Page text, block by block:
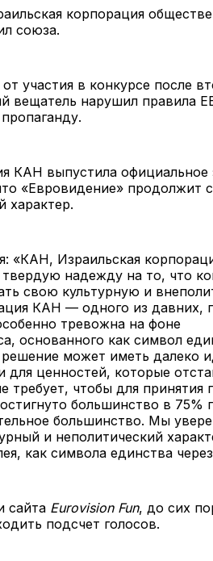
корпорация
союза.
участия в конкурсе после
вещатель нарушил правила
КАН выпустила официальное
«Евровидение» продолжит
характер.
«КАН, Израильская
надежду на то, что
свою культурную и
КАН — одного из давних,
тревожна на фоне
основанного как символ
может иметь далеко
для ценностей, которые
требует, чтобы для принятия
большинство в 75%
большинство. Мы
и неполитический
как символа единства
сайта Eurovision Fun, до сих
подсчет голосов.